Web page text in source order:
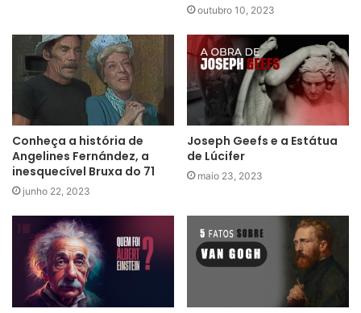
outubro 10, 2023
Conheça a história de
Angelines Fernández, a
inesquecível Bruxa do 71
junho 22, 2023
Joseph Geefs e a Estátua
de Lúcifer
maio 23, 2023